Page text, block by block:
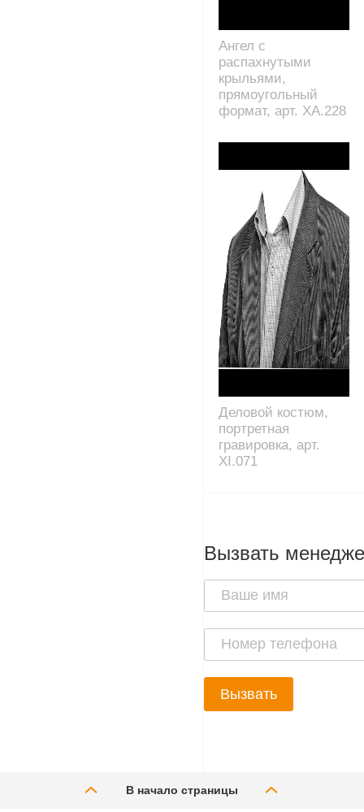
Ангел с
распахнутыми
крыльями,
прямоугольный
формат, арт. XA.228
Деловой костюм,
портретная
гравировка, арт.
XI.071
Вызвать
Вызвать
В начало страницы